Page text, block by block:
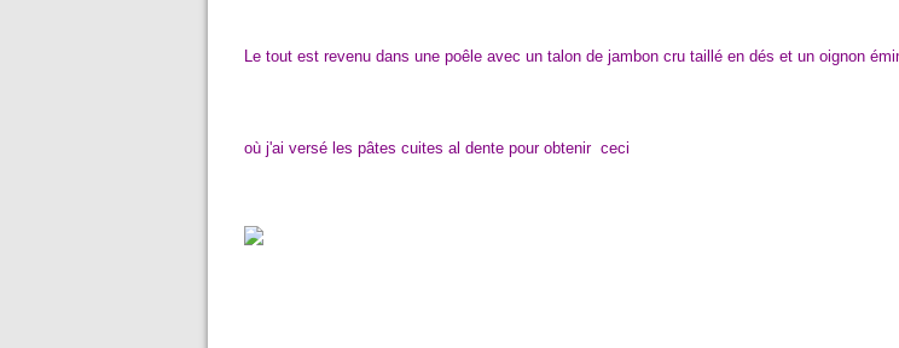
Le tout est revenu dans une poêle avec un talon de jambon cru taillé en dés et un oignon
où j'ai versé les pâtes cuites al dente pour obtenir ceci